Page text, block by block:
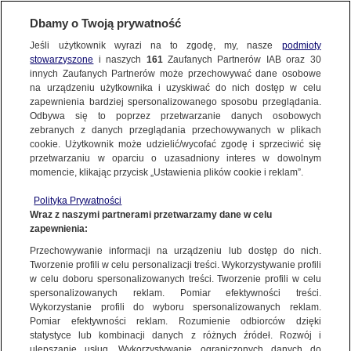
KONTAKT24
Wyślij Materiał
WYŚLIJ MATERIAŁ
NAJNOWSZE
GORĄCE TEMATY
WIĘCEJ
KANAŁY
Dzień dobry!
Jedno konto do wszystkich usług
KONTAKT24|NAJNOWSZE
MATERIAŁ UŻYTKOWNIKA
Moja Wielka Sobota
Moja Wielka Sobota | Anna Hudyka/Kontakt24
Dbamy o Twoją prywatność
Jeśli użytkownik wyrazi na to zgodę, my, nasze podmioty
stowarzyszone i naszych 161Zaufanych Partnerów IAB oraz 30
innych Zaufanych Partnerów może przechowywać dane osobowe
na urządzeniu użytkownika i uzyskiwać do nich dostęp w celu
zapewnienia bardziej spersonalizowanego sposobu przeglądania.
Odbywa się to poprzez przetwarzanie danych osobowych
zebranych z danych przeglądania przechowywanych w plikach
cookie. Użytkownik może udzielić/wycofać zgodę i sprzeciwić się
przetwarzaniu w oparciu o uzasadniony interes w dowolnym
momencie, klikając przycisk „Ustawienia plików cookie i reklam”.
Polityka Prywatności
Wraz z naszymi partnerami przetwarzamy dane w celu
zapewnienia:
Przechowywanie informacji na urządzeniu lub dostęp do nich.
Tworzenie profili w celu personalizacji treści. Wykorzystywanie profili
w celu doboru spersonalizowanych treści. Tworzenie profili w celu
spersonalizowanych reklam. Pomiar efektywności treści.
Wykorzystanie profili do wyboru spersonalizowanych reklam.
Pomiar efektywności reklam. Rozumienie odbiorców dzięki
statystyce lub kombinacji danych z różnych źródeł. Rozwój i